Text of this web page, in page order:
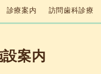
診療案内 訪問歯科診療
案内